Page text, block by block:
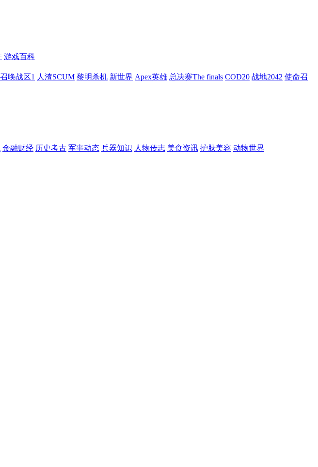
游戏百科
唤战区1 人渣SCUM 黎明杀机 新世界 Apex英雄 总决赛The finals COD20 战地2042 使命召
金融财经 历史考古 军事动态 兵器知识 人物传志 美食资讯 护肤美容 动物世界